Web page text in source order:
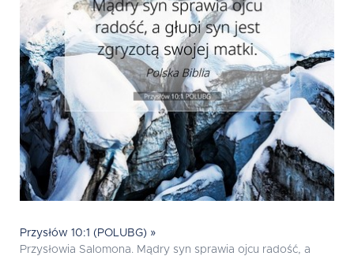
Przysłów 10:1 (POLUBG) »
Przysłowia Salomona. Mądry syn sprawia ojcu radość, a